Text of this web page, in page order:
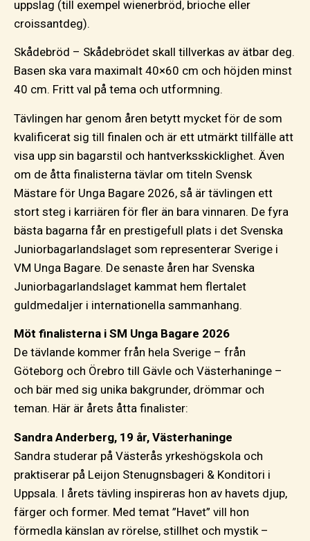
uppslag (till exempel wienerbröd, brioche eller
croissantdeg).
Skådebröd – Skådebrödet skall tillverkas av ätbar deg.
Basen ska vara maximalt 40×60 cm och höjden minst
40 cm. Fritt val på tema och utformning.
Tävlingen har genom åren betytt mycket för de som
kvalificerat sig till finalen och är ett utmärkt tillfälle att
visa upp sin bagarstil och hantverksskicklighet. Även
om de åtta finalisterna tävlar om titeln Svensk
Mästare för Unga Bagare 2026, så är tävlingen ett
stort steg i karriären för fler än bara vinnaren. De fyra
bästa bagarna får en prestigefull plats i det Svenska
Juniorbagarlandslaget som representerar Sverige i
VM Unga Bagare. De senaste åren har Svenska
Juniorbagarlandslaget kammat hem flertalet
guldmedaljer i internationella sammanhang.
Möt finalisterna i SM Unga Bagare 2026
De tävlande kommer från hela Sverige – från
Göteborg och Örebro till Gävle och Västerhaninge –
och bär med sig unika bakgrunder, drömmar och
teman. Här är årets åtta finalister:
Sandra Anderberg, 19 år, Västerhaninge
Sandra studerar på Västerås yrkeshögskola och
praktiserar på Leijon Stenugnsbageri & Konditori i
Uppsala. I årets tävling inspireras hon av havets djup,
färger och former. Med temat ”Havet” vill hon
förmedla känslan av rörelse, stillhet och mystik –